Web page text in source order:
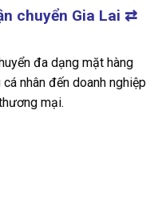
chuyển Gia Lai ⇄
đa dạng mặt hàng
nhân đến doanh nghiệp
mại.